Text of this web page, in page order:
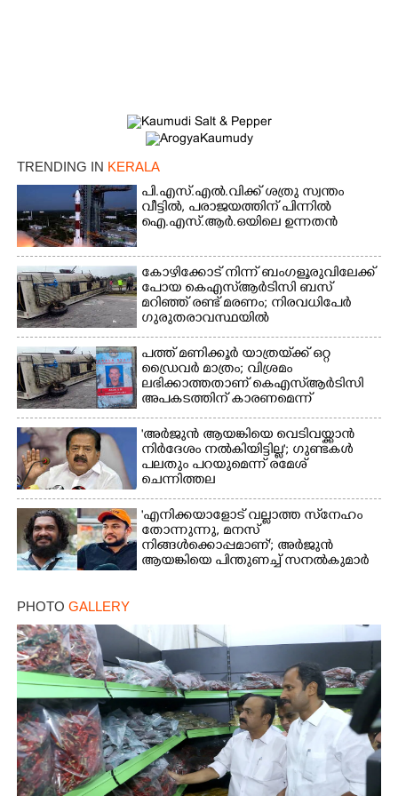
TRENDING IN KERALA
പി.എസ്.എൽ.വിക്ക് ശത്രു സ്വന്തം
വീട്ടിൽ,​ പരാജയത്തിന് പിന്നിൽ
ഐ.എസ്.ആർ.ഒയിലെ ഉന്നതൻ
കോഴിക്കോട് നിന്ന് ബംഗളൂരുവിലേക്ക്
പോയ കെഎസ്‌ആർടിസി ബസ്
മറിഞ്ഞ് രണ്ട് മരണം; നിരവധിപേർ
ഗുരുതരാവസ്ഥയിൽ
പത്ത് മണിക്കൂർ യാത്രയ്‌ക്ക് ഒറ്റ
ഡ്രൈവർ മാത്രം; വിശ്രമം
ലഭിക്കാത്തതാണ് കെഎസ്‌ആർടിസി
അപകടത്തിന് കാരണമെന്ന്
വിമർശനം
'അർജുൻ ആയങ്കിയെ വെടിവയ്ക്കാൻ
നിർദേശം നൽകിയിട്ടില്ല'; ഗുണ്ടകൾ
പലതും പറയുമെന്ന് രമേശ്
ചെന്നിത്തല
'എനിക്കയാളോട് വല്ലാത്ത സ്‌നേഹം
തോന്നുന്നു, മനസ്
നിങ്ങൾക്കൊപ്പമാണ്'; അർജുൻ
ആയങ്കിയെ പിന്തുണച്ച് സനൽകുമാർ
PHOTO GALLERY